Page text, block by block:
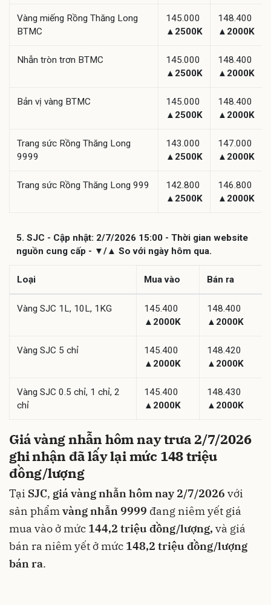
Vàng miếng Rồng Thăng Long
BTMC
145.000
▲2500K
148.400
▲2000K
Nhẫn tròn trơn BTMC
145.000
▲2500K
148.400
▲2000K
Bản vị vàng BTMC
145.000
▲2500K
148.400
▲2000K
Trang sức Rồng Thăng Long
9999
143.000
▲2500K
147.000
▲2000K
Trang sức Rồng Thăng Long 999
142.800
▲2500K
146.800
▲2000K
5. SJC - Cập nhật: 2/7/2026 15:00 - Thời gian website
nguồn cung cấp - ▼/▲ So với ngày hôm qua.
Loại Mua vào Bán ra
Vàng SJC 1L, 10L, 1KG
145.400
▲2000K
148.400
▲2000K
Vàng SJC 5 chỉ
145.400
▲2000K
148.420
▲2000K
Vàng SJC 0.5 chỉ, 1 chỉ, 2
chỉ
145.400
▲2000K
148.430
▲2000K
Giá vàng nhẫn hôm nay trưa 2/7/2026
ghi nhận đã lấy lại mức 148 triệu
đồng/lượng
Tại SJC, giá vàng nhẫn hôm nay 2/7/2026 với
sản phẩmvàng nhẫn 9999 đang niêm yết giá
mua vào ở mức 144,2 triệu đồng/lượng, và giá
bán ra niêm yết ở mức 148,2 triệu đồng/lượng
bán ra.